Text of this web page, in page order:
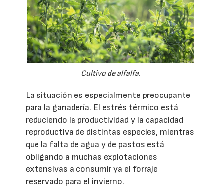
Cultivo de alfalfa.
La situación es especialmente preocupante
para la ganadería. El estrés térmico está
reduciendo la productividad y la capacidad
reproductiva de distintas especies, mientras
que la falta de agua y de pastos está
obligando a muchas explotaciones
extensivas a consumir ya el forraje
reservado para el invierno.